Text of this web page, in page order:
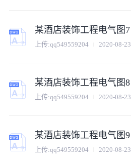
某酒店装饰工程电气图7
上传:qq549559204 2020-08-23
某酒店装饰工程电气图8
上传:qq549559204 2020-08-23
某酒店装饰工程电气图9
上传:qq549559204 2020-08-23